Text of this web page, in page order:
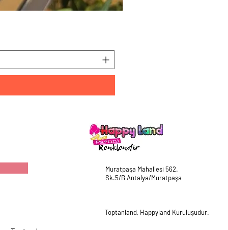
Muratpaşa Mahallesi 562.
Sk.5/B Antalya/Muratpaşa
Toptanland, Happyland Kuruluşudur.